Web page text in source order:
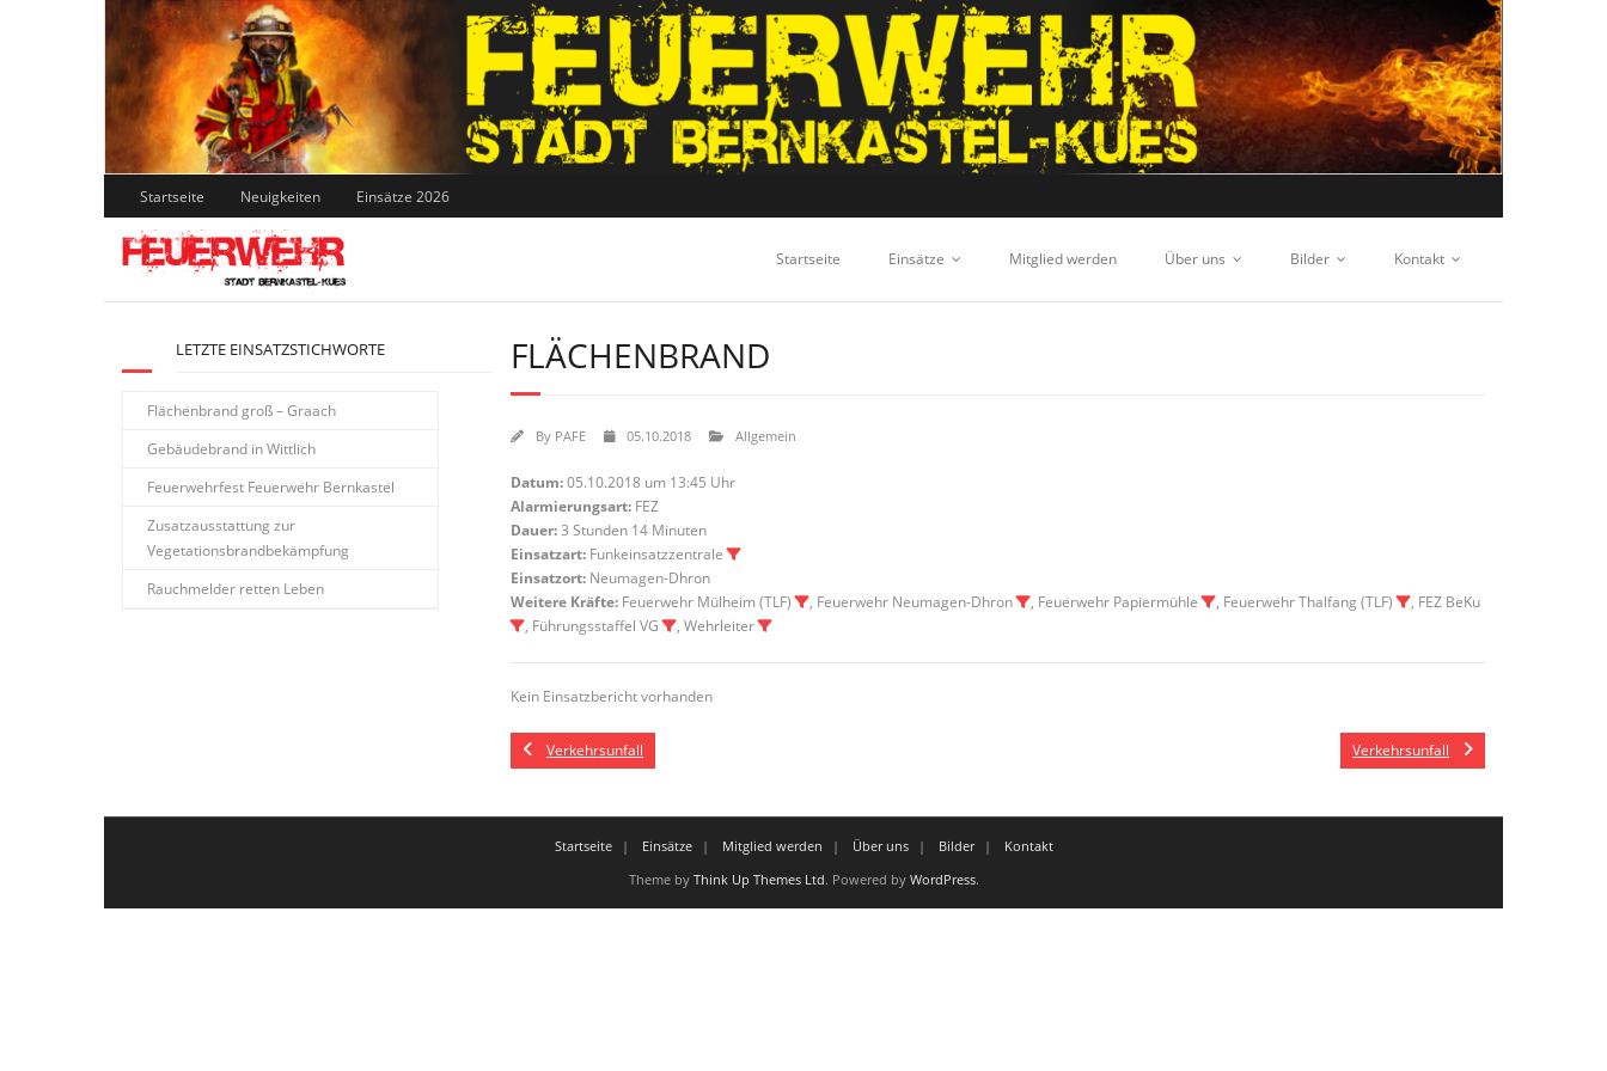
Skip
to
content
Startseite Neuigkeiten Einsätze 2026
Startseite Einsätze Mitglied werden Über uns Bilder Kontakt
FLÄCHENBRAND
By PAFE 05.10.2018 Allgemein
Datum:05.10.2018 um 13:45 Uhr
Alarmierungsart: FEZ
Dauer:3 Stunden 14 Minuten
Einsatzart: Funkeinsatzzentrale
Einsatzort: Neumagen-Dhron
Weitere Kräfte: Feuerwehr Mülheim (TLF) , Feuerwehr Neumagen-Dhron , Feuerwehr Papiermühle , Feuerwehr Thalfang (TLF)
, FEZ BeKu
, Führungsstaffel VG
, Wehrleiter
Kein Einsatzbericht vorhanden
Verkehrsunfall Verkehrsunfall
LETZTE EINSATZSTICHWORTE
Flächenbrand groß – Graach
Gebäudebrand in Wittlich
Feuerwehrfest Feuerwehr Bernkastel
Zusatzausstattung zur
Vegetationsbrandbekämpfung
Rauchmelder retten Leben
Startseite Einsätze Mitglied werden Über uns Bilder
Kontakt
Theme by Think Up Themes Ltd. Powered by WordPress.